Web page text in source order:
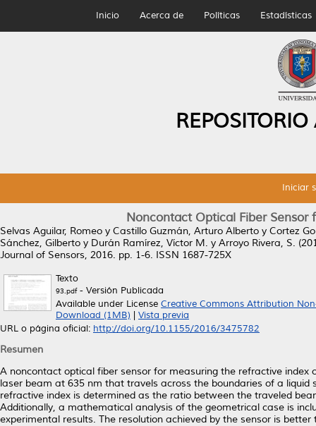
Inicio Acerca de Políticas Estadísticas
Iniciar
Noncontact Optical Fiber
Selvas Aguilar, Romeo y Castillo Guzmán, Arturo Alberto y Cortez
Sánchez, Gilberto y Durán Ramírez, Víctor M. y Arroyo Rivera, S.
Journal of Sensors, 2016. pp. 1-6. ISSN 1687-725X
Texto
93.pdf- Versión Publicada
Available under License Creative Commons Attribution
Download (1MB)
Vista previa
URL o página oficial: http://doi.org/10.1155/2016/3475782
Resumen
A noncontact optical fiber sensor for measuring the refractive
laser beam at 635 nm that travels across the boundaries of a
refractive index is determined as the ratio between the traveled
Additionally, a mathematical analysis of the geometrical case is
experimental results. The resolution achieved by the sensor is better